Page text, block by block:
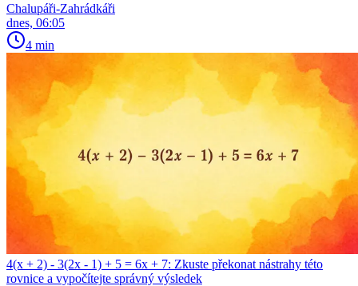
Chalupáři-Zahrádkáři
dnes, 06:05
4 min
4(x + 2) - 3(2x - 1) + 5 = 6x + 7: Zkuste překonat nástrahy této
rovnice a vypočítejte správný výsledek